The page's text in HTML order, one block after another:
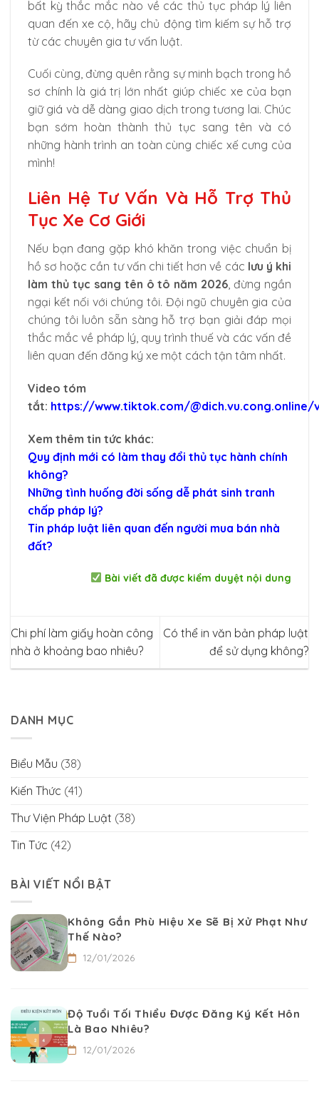
bất kỳ thắc mắc nào về các thủ tục pháp lý liên
quan đến xe cộ, hãy chủ động tìm kiếm sự hỗ trợ
từ các chuyên gia tư vấn luật.
Cuối cùng, đừng quên rằng sự minh bạch trong hồ
sơ chính là giá trị lớn nhất giúp chiếc xe của bạn
giữ giá và dễ dàng giao dịch trong tương lai. Chúc
bạn sớm hoàn thành thủ tục sang tên và có
những hành trình an toàn cùng chiếc xế cưng của
mình!
Liên Hệ Tư Vấn Và Hỗ Trợ Thủ
Tục Xe Cơ Giới
Nếu bạn đang gặp khó khăn trong việc chuẩn bị
hồ sơ hoặc cần tư vấn chi tiết hơn về các lưu ý khi
làm thủ tục sang tên ô tô năm 2026, đừng ngần
ngại kết nối với chúng tôi. Đội ngũ chuyên gia của
chúng tôi luôn sẵn sàng hỗ trợ bạn giải đáp mọi
thắc mắc về pháp lý, quy trình thuế và các vấn đề
liên quan đến đăng ký xe một cách tận tâm nhất.
Video tóm
tắt: https://www.tiktok.com/@dich.vu.cong.online/
Xem thêm tin tức khác:
Quy định mới có làm thay đổi thủ tục hành chính
không?
Những tình huống đời sống dễ phát sinh tranh
chấp pháp lý?
Tin pháp luật liên quan đến người mua bán nhà
đất?
Bài viết đã được kiểm duyệt nội dung
Chi phí làm giấy hoàn công
nhà ở khoảng bao nhiêu?
Có thể in văn bản pháp luật
để sử dụng không?
DANH MỤC
Biểu Mẫu (38)
Kiến Thức (41)
Thư Viện Pháp Luật (38)
Tin Tức (42)
BÀI VIẾT NỔI BẬT
Không Gắn Phù Hiệu Xe Sẽ Bị Xử Phạt Như
Thế Nào?
12/01/2026
Độ Tuổi Tối Thiểu Được Đăng Ký Kết Hôn
Là Bao Nhiêu?
12/01/2026